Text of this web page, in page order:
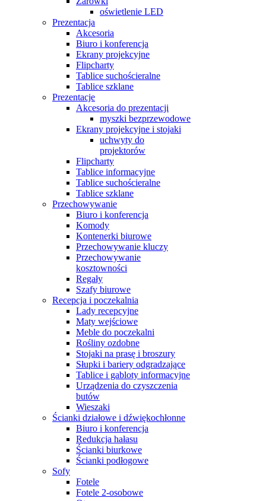
oświetlenie LED
Prezentacja
Akcesoria
Biuro i konferencja
Ekrany projekcyjne
Flipcharty
Tablice suchościeralne
Tablice szklane
Prezentacje
Akcesoria do prezentacji
myszki bezprzewodowe
Ekrany projekcyjne i stojaki
uchwyty do
projektorów
Flipcharty
Tablice informacyjne
Tablice suchościeralne
Tablice szklane
Przechowywanie
Biuro i konferencja
Komody
Kontenerki biurowe
Przechowywanie kluczy
Przechowywanie
kosztowności
Regały
Szafy biurowe
Recepcja i poczekalnia
Lady recepcyjne
Maty wejściowe
Meble do poczekalni
Rośliny ozdobne
Stojaki na prasę i broszury
Słupki i bariery odgradzające
Tablice i gabloty informacyjne
Urządzenia do czyszczenia
butów
Wieszaki
Ścianki działowe i dźwiękochłonne
Biuro i konferencja
Redukcja hałasu
Ścianki biurkowe
Ścianki podłogowe
Sofy
Fotele
Fotele 2-osobowe